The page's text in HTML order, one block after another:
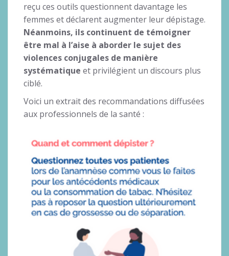
reçu ces outils questionnent davantage les
femmes et déclarent augmenter leur dépistage.
Néanmoins, ils continuent de témoigner
être mal à l’aise à aborder le sujet des
violences conjugales de manière
systématique et privilégient un discours plus
ciblé.
Voici un extrait des recommandations diffusées
aux professionnels de la santé :